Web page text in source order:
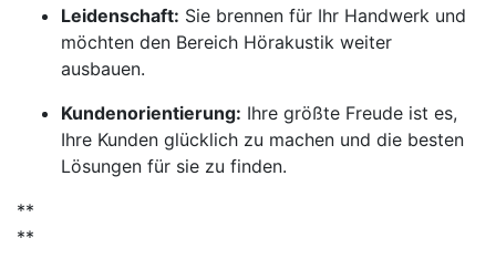
Leidenschaft: Sie brennen für Ihr Handwerk und
möchten den Bereich Hörakustik weiter
ausbauen.
Kundenorientierung: Ihre größte Freude ist es,
Ihre Kunden glücklich zu machen und die besten
Lösungen für sie zu finden.
**
**